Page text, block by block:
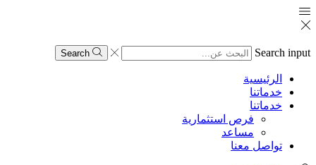
Search input
Search
الرئيسية
خدماتنا
خدماتنا
فرص استثمارية
مساعد
تواصل معنا